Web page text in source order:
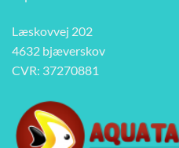
Læskovvej 202
4632 bjæverskov
CVR: 37270881